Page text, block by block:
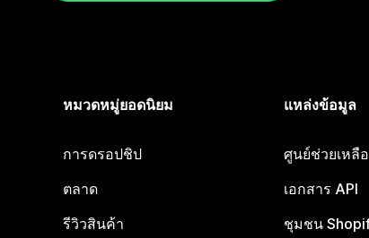
หมวดหมู่ยอดนิยม
การดรอปชิป
ตลาด
รีวิวสินค้า
แหล่งข้อมูล
ศูนย์ช่วยเหลื
เอกสาร API
ชุมชน